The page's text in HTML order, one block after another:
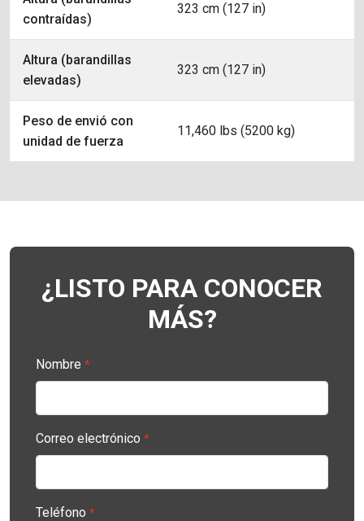
contraídas)
323 cm (127 in)
Altura (barandillas
elevadas)
323 cm (127 in)
Peso de envió con
unidad de fuerza
11,460 lbs (5200 kg)
¿LISTO PARA CONOCER
MÁS?
Nombre *
Correo electrónico *
Teléfono *